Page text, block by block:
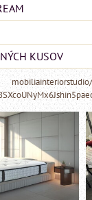
KUSOV